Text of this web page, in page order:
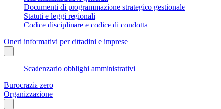
Documenti di programmazione strategico gestionale
Statuti e leggi regionali
Codice disciplinare e codice di condotta
Oneri informativi per cittadini e imprese
Scadenzario obblighi amministrativi
Burocrazia zero
Organizzazione